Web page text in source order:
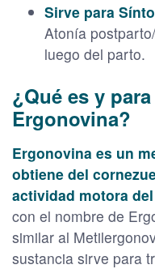
Sirve para
Atonía
luego del parto.
¿Qué es y
Ergonovina?
Ergonovina es un
obtiene del
actividad motora
con el nombre de
similar al
sustancia sirve para